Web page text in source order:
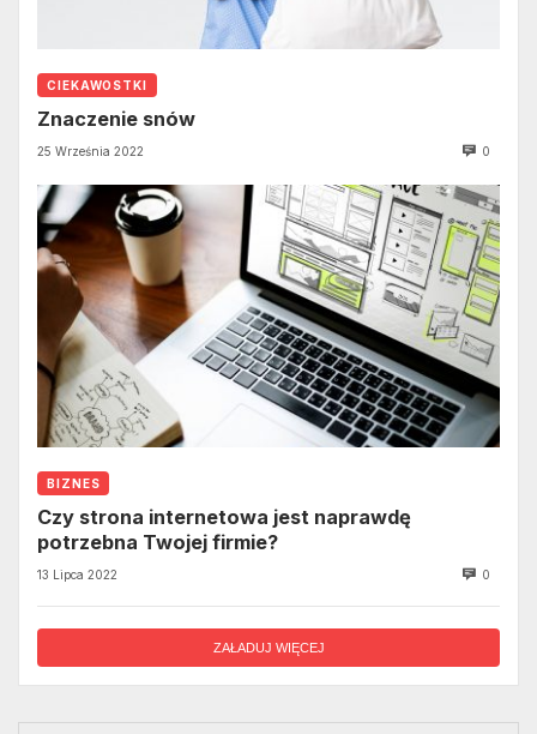
CIEKAWOSTKI
Znaczenie snów
25 Września 2022 0
BIZNES
Czy strona internetowa jest naprawdę
potrzebna Twojej firmie?
13 Lipca 2022 0
ZAŁADUJ WIĘCEJ